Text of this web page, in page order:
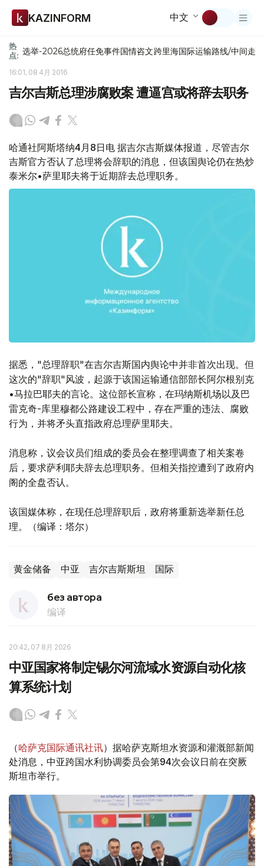
KAZINFORM 中文
热
点: 选举-2026总统府任免事件国情咨文跨里海国际运输路线/中间走廊
16:01, 08 4月 2016
吉尔吉斯总理涉腐败案 遭逼宫或将辞去职务
哈通社阿斯塔纳4月8日电 据吉尔吉斯媒体报道，尽管吉尔
吉斯官方否认了总理将会辞职的消息，但该国舆论仍在热炒
泰米尔•萨里耶夫将于近期辞去总理职务。
据悉，"总理辞职"在吉尔吉斯国内舆论中并非首次出现。但
这次的"辞职"风波，起源于该国运输通信部部长阿尔根别克
•马拉巴耶夫的言论。这位部长宣称，在玛纳斯机场以及巴
雷克奇-库里穆都公路建设工程中，存在严重的违法、腐败
行为，并将矛头直指政府总理萨里耶夫。
消息称，议会议员们组成的委员会在整理调查了相关案卷
后，要求萨利耶夫辞去总理职务。但相关指控遭到了政府内
阁的全盘否认。
该国媒体称，在现任总理辞职后，政府将重新选举新任总
理。（编译：塔尔）
黄金储备 中亚 吉尔吉斯斯坦 国际
без автора
编译
20:42, 07 8月 2026
中亚国家将制定锡尔河流域水资源自动化核
算系统计划
（哈萨克国际通讯社讯）据哈萨克斯坦水资源和灌溉部新闻
处消息，中亚跨国水利协调委员会第94次会议日前在突厥
斯坦市举行。